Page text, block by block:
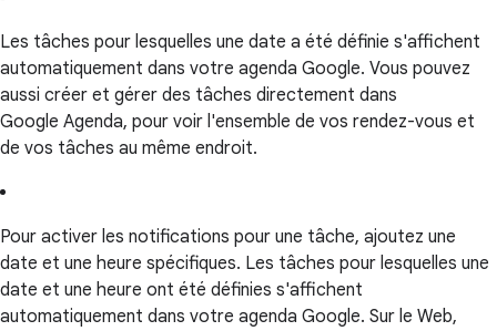
Les tâches pour lesquelles une date a été définie s'affichent
automatiquement dans votre agenda Google. Vous pouvez
aussi créer et gérer des tâches directement dans
Google Agenda, pour voir l'ensemble de vos rendez-vous et
de vos tâches au même endroit.
Pour activer les notifications pour une tâche, ajoutez une
date et une heure spécifiques. Les tâches pour lesquelles une
date et une heure ont été définies s'affichent
automatiquement dans votre agenda Google. Sur le Web,